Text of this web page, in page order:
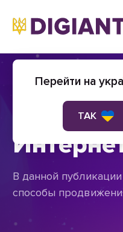
Как
товары в
В данной
способы
+
Перейти на
ТАК